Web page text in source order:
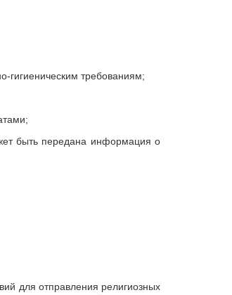
гигиеническим требованиям;
быть передана информация о
для отправления религиозных